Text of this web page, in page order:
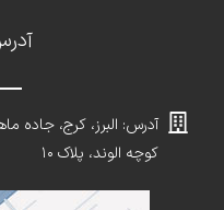
آدرس: البرز، کرج، جاده
کوچه الوند، پلاک ۱۰